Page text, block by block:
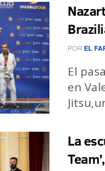
POR EL
El
en
La